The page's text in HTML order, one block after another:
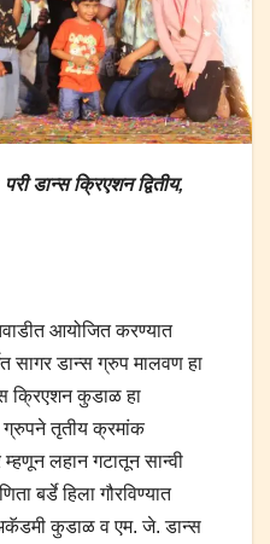
डान्स क्रिएशन द्वितीय,
आयोजित करण्यात
सागर डान्स ग्रुप मालवण हा
क्रिएशन कुडाळ हा
ग्रुपने तृतीय क्रमांक
लहान गटातून सान्वी
बर्डे हिला गौरविण्यात
कुडाळ व एम. जे. डान्स